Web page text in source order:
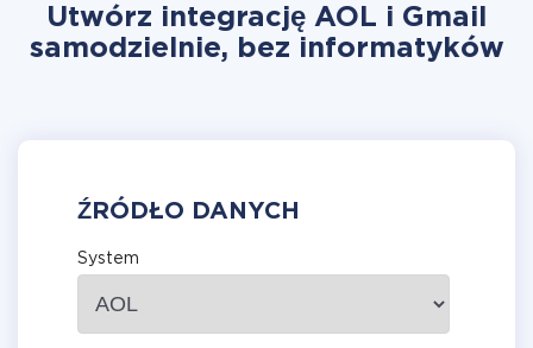
Utwórz integrację AOL i Gmail
samodzielnie, bez informatyków
ŹRÓDŁO DANYCH
System